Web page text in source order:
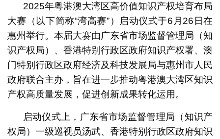
2025年粤港澳大湾区高价值知识产权培育布局
大赛（以下简称“湾高赛”）启动仪式于6月26日在
惠州举行。本届大赛由广东省市场监督管理局（知
识产权局）、香港特别行政区政府知识产权署、澳
门特别行政区政府经济及科技发展局与惠州市人民
政府联合主办，旨在进一步推动粤港澳大湾区知识
产权高质量发展，促进创新成果转化运用。
启动仪式上，广东省市场监督管理局（知识产
权局）一级巡视员汤武、香港特别行政区政府知识